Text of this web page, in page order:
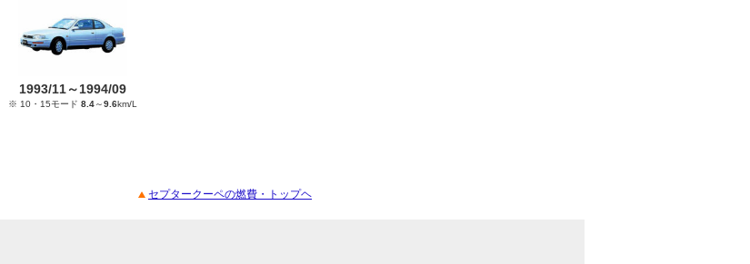
1993/11～1994/09
※ 10・15モード 8.4～9.6km/L
セプタークーペの燃費・トップヘ